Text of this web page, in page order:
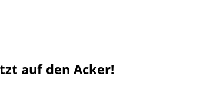
auf den Acker!